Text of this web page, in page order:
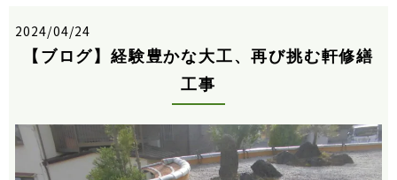
2024/04/24
【ブログ】経験豊かな大工、再び挑む軒修繕
工事